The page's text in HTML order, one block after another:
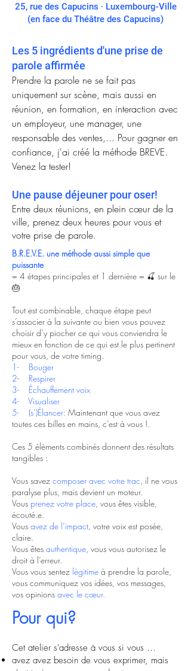
25, rue des Capucins · Luxembourg-Ville
(en face du Théâtre des Capucins)
Les 5 ingrédients d'une prise de
parole affirmée
Prendre la parole ne se fait pas
uniquement sur scène, mais aussi en
réunion, en formation, en interaction avec
un employeur, une manager, une
responsable des ventes,... Pour gagner en
confiance, j'ai créé la méthode BREVE.
Venez la tester!
Une pause déjeuner pour oser!
Entre deux réunions, en plein cœur de la
ville, prenez deux heures pour vous et
votre prise de parole.
B.R.E.V.E. une méthode aussi simple que
puissante
= 4 étapes principales et 1 dernière = 🍒 sur le
🎂
Tout est combinable, chaque étape peut
s’associer à la suivante ou bien vous pouvez
choisir d’y piocher ce qui vous conviendra le
mieux en fonction de ce qui est le plus pertinent
pour vous, de votre timing.
1- Bouger
2- Respirer
3- Échauffement voix
4- Visualiser
5- (s’)Élancer: Maintenant que vous avez
toutes ces billes en mains, c’est à vous !.
Ces 5 éléments combinés donnent des résultats
tangibles :
Vous savez composer avec votre trac, il ne vous
paralyse plus, mais devient un moteur.
Vous prenez votre place, vous êtes visible,
écouté.e.
Vous avez de l’impact, votre voix est posée,
claire.
Vous êtes authentique, vous vous autorisez le
droit à l’erreur.
Vous vous sentez légitime à prendre la parole,
vous communiquez vos idées, vos messages,
vos opinions avec le cœur.
Pour qui?
Cet atelier s'adresse à vous si vous …
avez avez besoin de vous exprimer, mais